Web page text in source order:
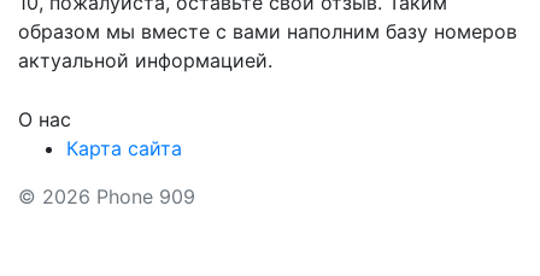
образом мы вместе с вами наполним базу номеров
актуальной информацией.
О нас
Карта сайта
© 2026 Phone 909